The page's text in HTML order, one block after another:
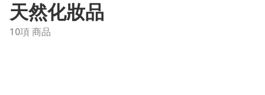
天然化妝品
10項 商品